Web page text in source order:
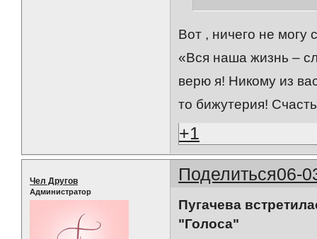
Вот , ничего не могу
«Вся наша жизнь –
верю я! Никому из
то бижутерия!
+1
Поделиться06-
Чел Другов
Администратор
Пугачева
"Голоса"